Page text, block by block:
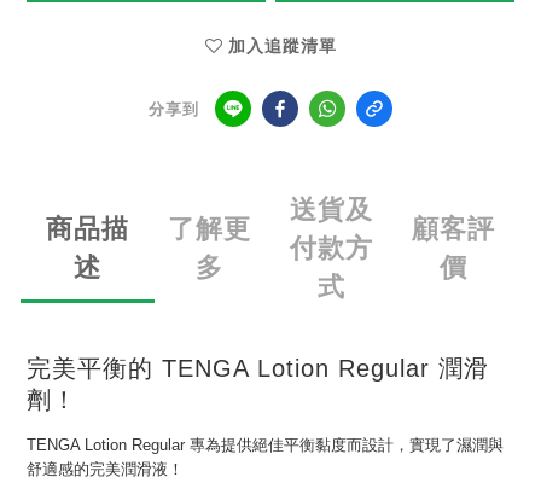
加入追蹤清單
分享到
商品描
述
了解更
多
送貨及
付款方
式
顧客評
價
完美平衡的 TENGA Lotion Regular 潤滑
劑！
TENGA Lotion Regular 專為提供絕佳平衡黏度而設計，實現了濕潤與
舒適感的完美潤滑液！